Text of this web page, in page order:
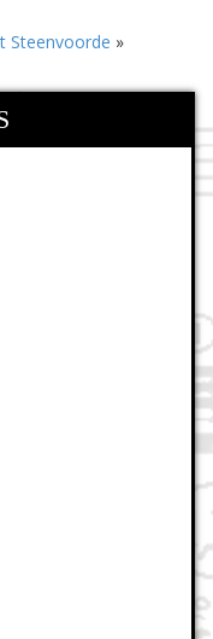
Steenvoorde »